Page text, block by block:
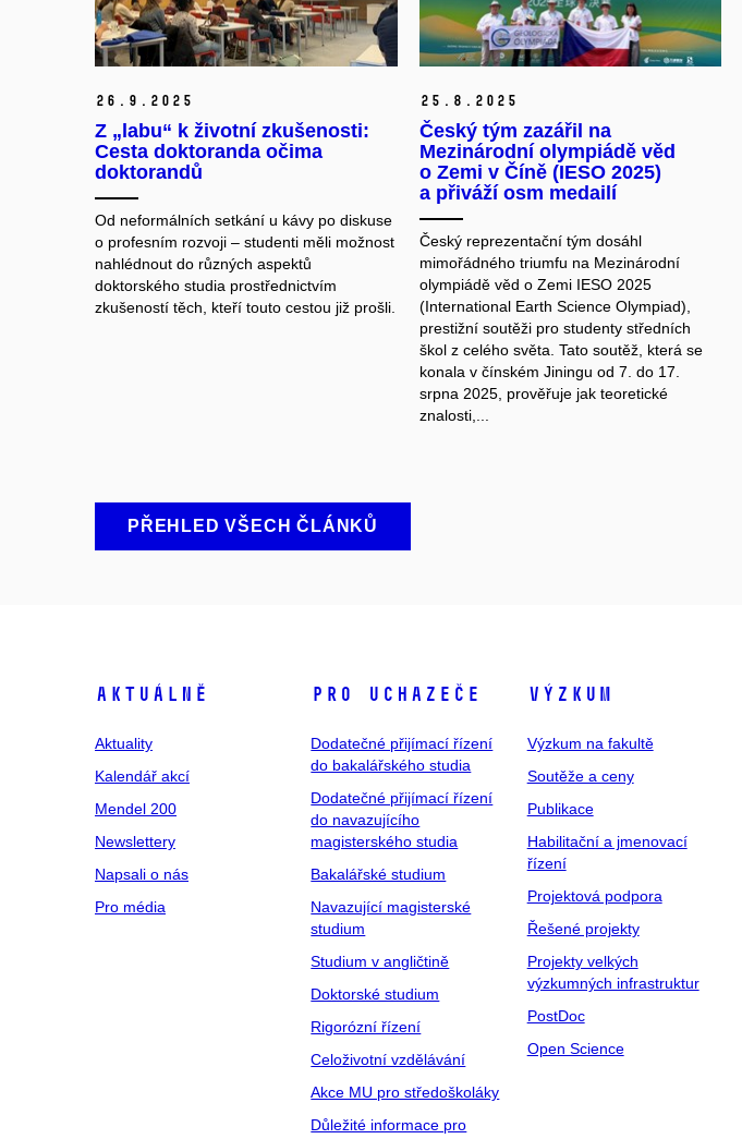
26. 9. 2025
Z „labu“ k životní zkušenosti:
Cesta doktoranda očima
doktorandů
Od neformálních setkání u kávy po diskuse
o profesním rozvoji – studenti měli možnost
nahlédnout do různých aspektů
doktorského studia prostřednictvím
zkušeností těch, kteří touto cestou již prošli.
25. 8. 2025
Český tým zazářil na
Mezinárodní olympiádě věd
o Zemi v Číně (IESO 2025)
a přiváží osm medailí
Český reprezentační tým dosáhl
mimořádného triumfu na Mezinárodní
olympiádě věd o Zemi IESO 2025
(International Earth Science Olympiad),
prestižní soutěži pro studenty středních
škol z celého světa. Tato soutěž, která se
konala v čínském Jiningu od 7. do 17.
srpna 2025, prověřuje jak teoretické
znalosti,...
PŘEHLED VŠECH ČLÁNKŮ
Aktuálně
Aktuality
Kalendář akcí
Mendel 200
Newslettery
Napsali o nás
Pro média
Pro uchazeče
Dodatečné přijímací řízení
do bakalářského studia
Dodatečné přijímací řízení
do navazujícího
magisterského studia
Bakalářské studium
Navazující magisterské
studium
Studium v angličtině
Doktorské studium
Rigorózní řízení
Celoživotní vzdělávání
Akce MU pro středoškoláky
Důležité informace pro
Výzkum
Výzkum na fakultě
Soutěže a ceny
Publikace
Habilitační a jmenovací
řízení
Projektová podpora
Řešené projekty
Projekty velkých
výzkumných infrastruktur
PostDoc
Open Science